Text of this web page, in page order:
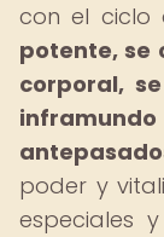
con el
potente, se
corporal,
poder y
especiales